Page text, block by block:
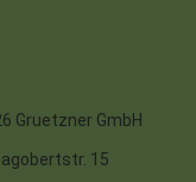
Gruetzner GmbH
15